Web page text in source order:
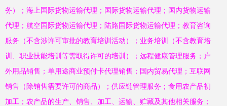
务）；海上国际货物运输代理；国际货物运输代理；国内货物运输
代理；航空国际货物运输代理；陆路国际货物运输代理；教育咨询
服务（不含涉许可审批的教育培训活动）；业务培训（不含教育培
训、职业技能培训等需取得许可的培训）；远程健康管理服务；户
外用品销售；单用途商业预付卡代理销售；国内贸易代理；互联网
销售（除销售需要许可的商品）；供应链管理服务；食用农产品初
加工；农产品的生产、销售、加工、运输、贮藏及其他相关服务；